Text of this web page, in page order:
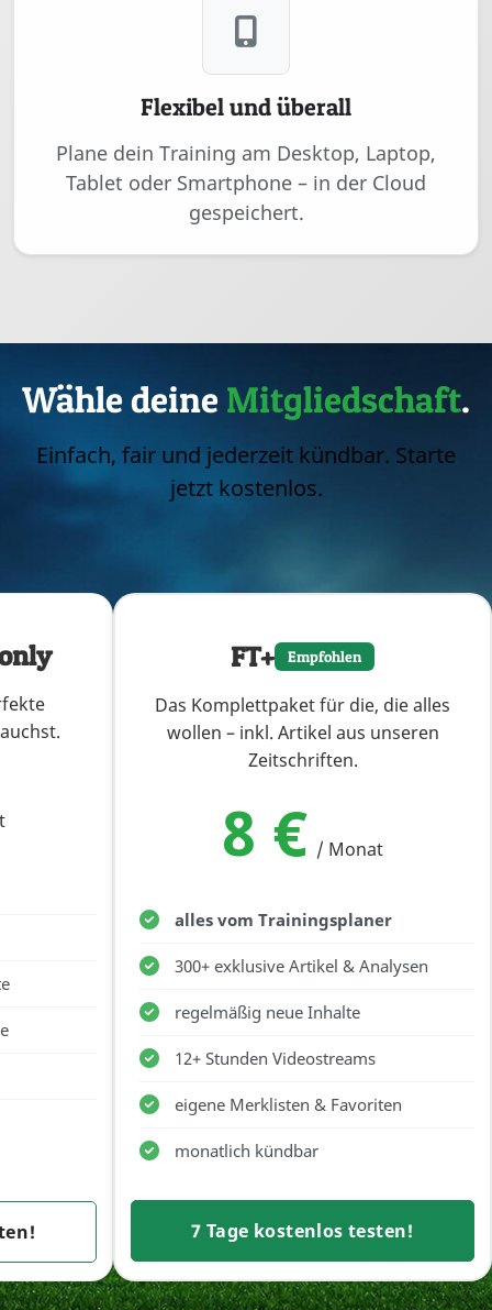
Flexibel und überall
Plane dein Training am Desktop, Laptop,
Tablet oder Smartphone – in der Cloud
gespeichert.
Wähle deine Mitgliedschaft.
Einfach, fair und jederzeit kündbar. Starte
jetzt kostenlos.
FT+ Empfohlen
Das Komplettpaket für die, die alles
wollen – inkl. Artikel aus unseren
Zeitschriften.
8 € / Monat
alles vom Trainingsplaner
300+ exklusive Artikel & Analysen
regelmäßig neue Inhalte
12+ Stunden Videostreams
eigene Merklisten & Favoriten
monatlich kündbar
7 Tage kostenlos testen!